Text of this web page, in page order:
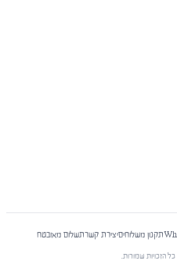
תקנון משלוחיםיצירת קשרתשלום מאובטח
הזכויות שמורות.